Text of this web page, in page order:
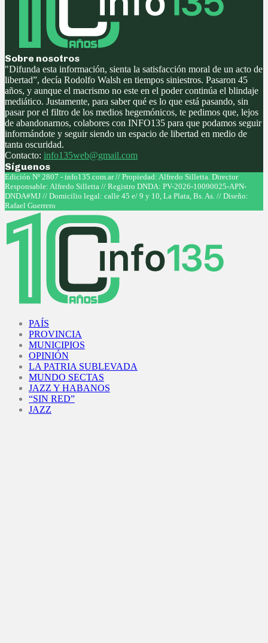
Sobre nosotros
"Difunda esta información, sienta la satisfacción moral de un acto de
libertad”, decía Rodolfo Walsh en tiempos siniestros. Pasaron 45
años, y aunque el macrismo no este en el poder continúa el blindaje
mediático. Justamente, para saber qué es lo que está pasando, sin
pasar por el filtro de los medios hegemónicos, te pedimos que, lejos
de abandonarnos, colabores con INFO135 para que podamos seguir
informándote y seguir siendo un espacio de libertad en medio de
tanta oscuridad.
Contacto: info135web@gmail.com
Síguenos
Facebook
Twitter
Instagram
Youtube
Edición Nº 2807 - info135.com.ar // Propiedad: Alfredo Silletta. Director
Responsable: Alfredo Silletta // Registro DNDA: PV-2026-10090025-APN-
DNDA#MJ // Domicilio legal: calle 45 e/ 9 y 10, La Plata, Bs. As. // Diseño:
Rafael Guerrero
PAÍS
PROVINCIA
MUNICIPIOS
OPINIÓN
LA PATRIA SUBLEVADA
MUNDO SECTAS
JAZZ Y HABANOS
“SIN RED”
JAZZ